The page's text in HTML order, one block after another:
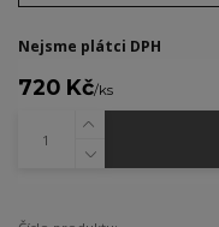
Nejsme plátci DPH
720 Kč/ks